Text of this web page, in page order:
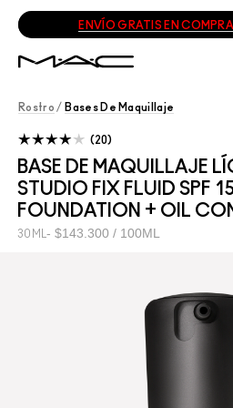
ENVÍO GRATIS EN
Rostro / Bases De Maquillaje
BASE DE MAQUILLAJE
STUDIO FIX FLUID SPF
FOUNDATION + OIL
30ML $143.300 / 100ML
20